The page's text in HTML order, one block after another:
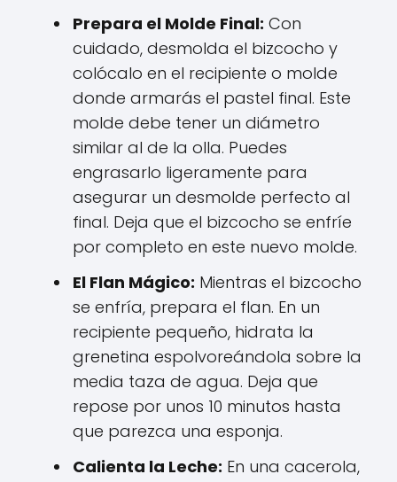
Prepara el Molde Final: Con
cuidado, desmolda el bizcocho y
colócalo en el recipiente o molde
donde armarás el pastel final. Este
molde debe tener un diámetro
similar al de la olla. Puedes
engrasarlo ligeramente para
asegurar un desmolde perfecto al
final. Deja que el bizcocho se enfríe
por completo en este nuevo molde.
El Flan Mágico: Mientras el bizcocho
se enfría, prepara el flan. En un
recipiente pequeño, hidrata la
grenetina espolvoreándola sobre la
media taza de agua. Deja que
repose por unos 10 minutos hasta
que parezca una esponja.
Calienta la Leche: En una cacerola,